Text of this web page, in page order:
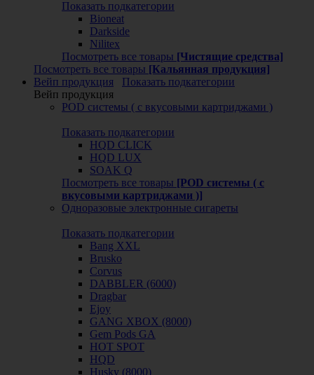
Показать подкатегории
Bioneat
Darkside
Nilitex
Посмотреть все товары [Чистящие средства]
Посмотреть все товары [Кальянная продукция]
Вейп продукция
Показать подкатегории
Вейп продукция
POD системы ( с вкусовыми картриджами )
Показать подкатегории
HQD CLICK
HQD LUX
SOAK Q
Посмотреть все товары [POD системы ( с
вкусовыми картриджами )]
Одноразовые электронные сигареты
Показать подкатегории
Bang XXL
Brusko
Corvus
DABBLER (6000)
Dragbar
Ejoy
GANG XBOX (8000)
Gem Pods GA
HOT SPOT
HQD
Husky (8000)